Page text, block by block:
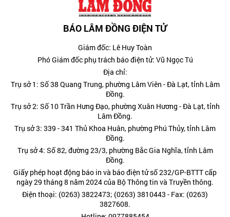
BÁO LÂM ĐỒNG ĐIỆN TỬ
Giám đốc: Lê Huy Toàn
Phó Giám đốc phụ trách báo điện tử: Vũ Ngọc Tú
Địa chỉ:
Trụ sở 1: Số 38 Quang Trung, phường Lâm Viên - Đà Lạt, tỉnh Lâm
Đồng.
Trụ sở 2: Số 10 Trần Hưng Đạo, phường Xuân Hương - Đà Lạt, tỉnh
Lâm Đồng.
Trụ sở 3: 339 - 341 Thủ Khoa Huân, phường Phú Thủy, tỉnh Lâm
Đồng.
Trụ sở 4: Số 82, đường 23/3, phường Bắc Gia Nghĩa, tỉnh Lâm
Đồng.
Giấy phép hoạt động báo in và báo điện tử số 232/GP-BTTT cấp
ngày 29 tháng 8 năm 2024 của Bộ Thông tin và Truyền thông.
Điện thoại: (0263) 3822473; (0263) 3810443 - Fax: (0263)
3827608.